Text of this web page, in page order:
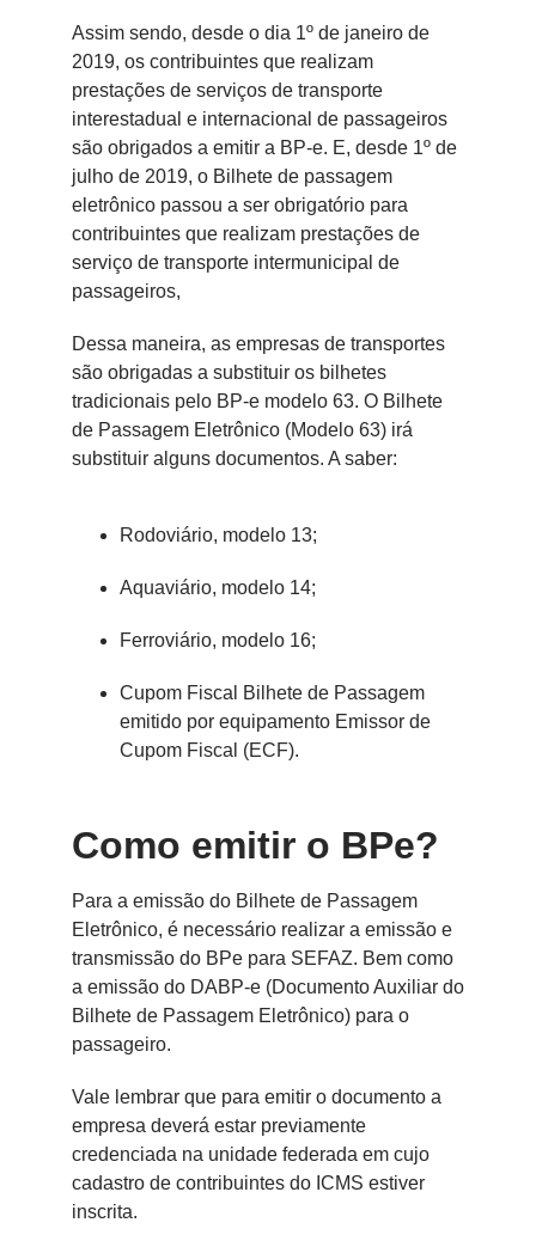
Assim sendo, desde o dia 1º de janeiro de
2019, os contribuintes que realizam
prestações de serviços de transporte
interestadual e internacional de passageiros
são obrigados a emitir a BP-e. E, desde 1º de
julho de 2019, o Bilhete de passagem
eletrônico passou a ser obrigatório para
contribuintes que realizam prestações de
serviço de transporte intermunicipal de
passageiros,
Dessa maneira, as empresas de transportes
são obrigadas a substituir os bilhetes
tradicionais pelo BP-e modelo 63. O Bilhete
de Passagem Eletrônico (Modelo 63) irá
substituir alguns documentos. A saber:
Rodoviário, modelo 13;
Aquaviário, modelo 14;
Ferroviário, modelo 16;
Cupom Fiscal Bilhete de Passagem
emitido por equipamento Emissor de
Cupom Fiscal (ECF).
Como emitir o BPe?
Para a emissão do Bilhete de Passagem
Eletrônico, é necessário realizar a emissão e
transmissão do BPe para SEFAZ. Bem como
a emissão do DABP-e (Documento Auxiliar do
Bilhete de Passagem Eletrônico) para o
passageiro.
Vale lembrar que para emitir o documento a
empresa deverá estar previamente
credenciada na unidade federada em cujo
cadastro de contribuintes do ICMS estiver
inscrita.